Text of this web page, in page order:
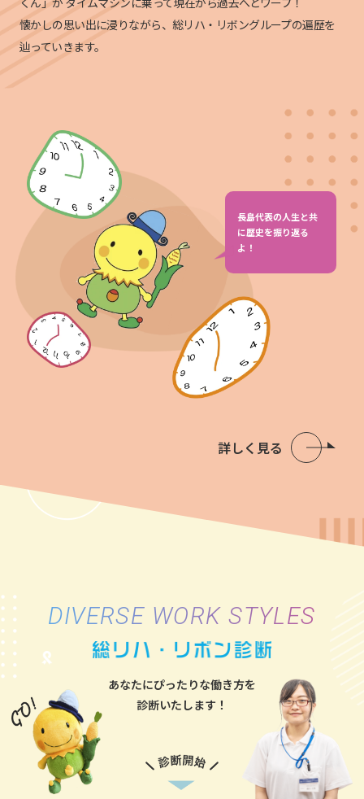
懐かしの思い出に浸りながら、総リハ・リボングループの遍歴を
辿っていきます。
詳しく見る
長島代表の人生と共
に歴史を振り返る
よ！
DIVERSE WORK STYLES
あなたにぴったりな働き方を
診断いたします！